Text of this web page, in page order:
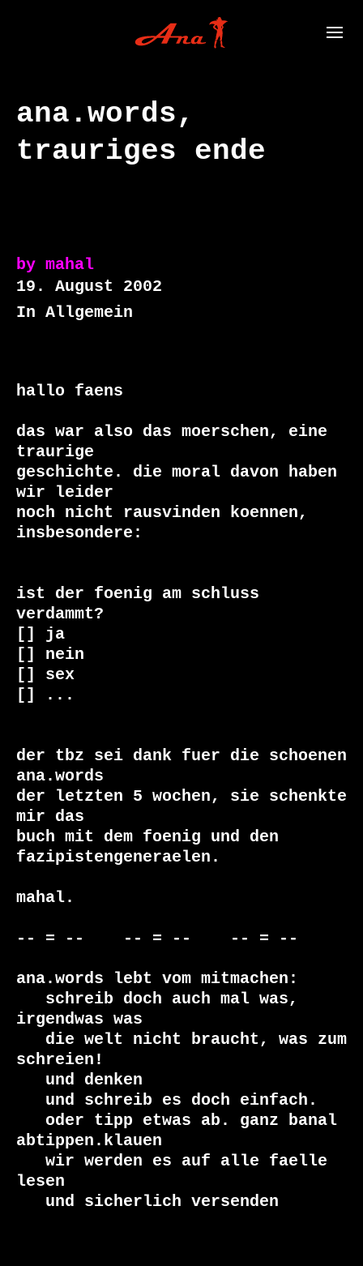
ana.words,
trauriges ende
by mahal
19. August 2002
In Allgemein
hallo faens
das war also das moerschen, eine
traurige
geschichte. die moral davon haben
wir leider
noch nicht rausvinden koennen,
insbesondere:
ist der foenig am schluss
verdammt?
[] ja
[] nein
[] sex
[] ...
der tbz sei dank fuer die schoenen
ana.words
der letzten 5 wochen, sie schenkte
mir das
buch mit dem foenig und den
fazipistengeneraelen.
mahal.
-- = --    -- = --    -- = --
ana.words lebt vom mitmachen:
irgendwas was
schreien!
abtippen.klauen
lesen